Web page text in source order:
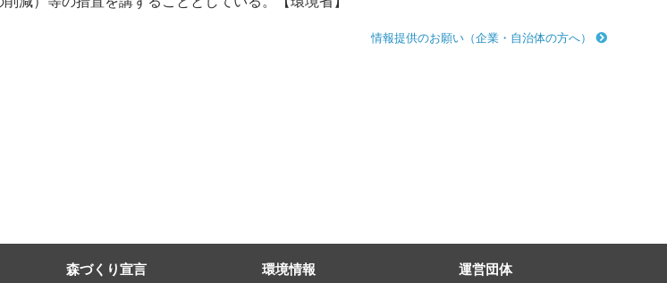
情報提供のお願い（企業・自治体の方へ）
森づくり宣言 環境情報 運営団体